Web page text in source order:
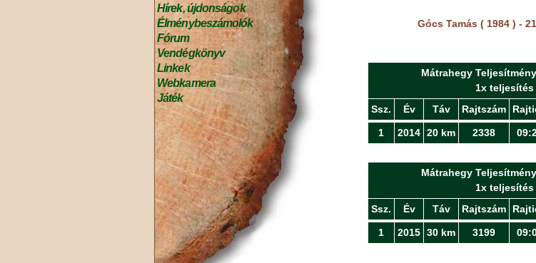
Hírek, újdonságok
Élménybeszámolók
Fórum
Vendégkönyv
Linkek
Webkamera
Játék
Gócs Tamás ( 1984 ) -
Mátrahegy
1x teljesítés
Ssz.
Év Táv Rajtszám
1 2014 20 km 2338
Mátrahegy
1x teljesítés
Ssz.
Év Táv Rajtszám
1 2015 30 km 3199